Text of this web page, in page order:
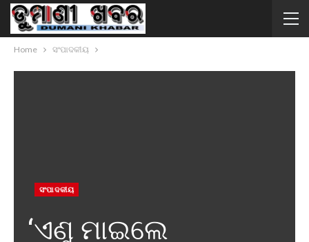
Home ସଂପାଦକୀୟ
ସଂପାଦକୀୟ
‘ଏଣୁ ମାଇଲେ